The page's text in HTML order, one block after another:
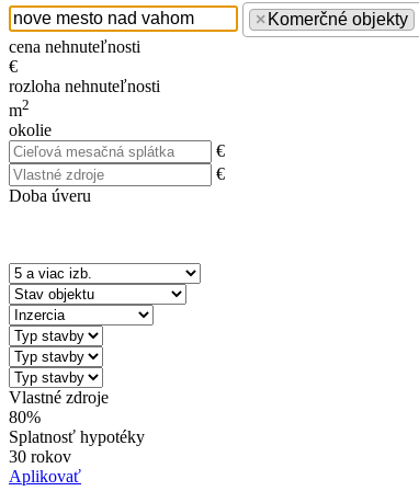
× Komerčné objekty
cena nehnuteľnosti
€
rozloha nehnuteľnosti
m2
okolie
€
€
Doba úveru
Vlastné zdroje
80%
Splatnosť hypotéky
30 rokov
Aplikovať